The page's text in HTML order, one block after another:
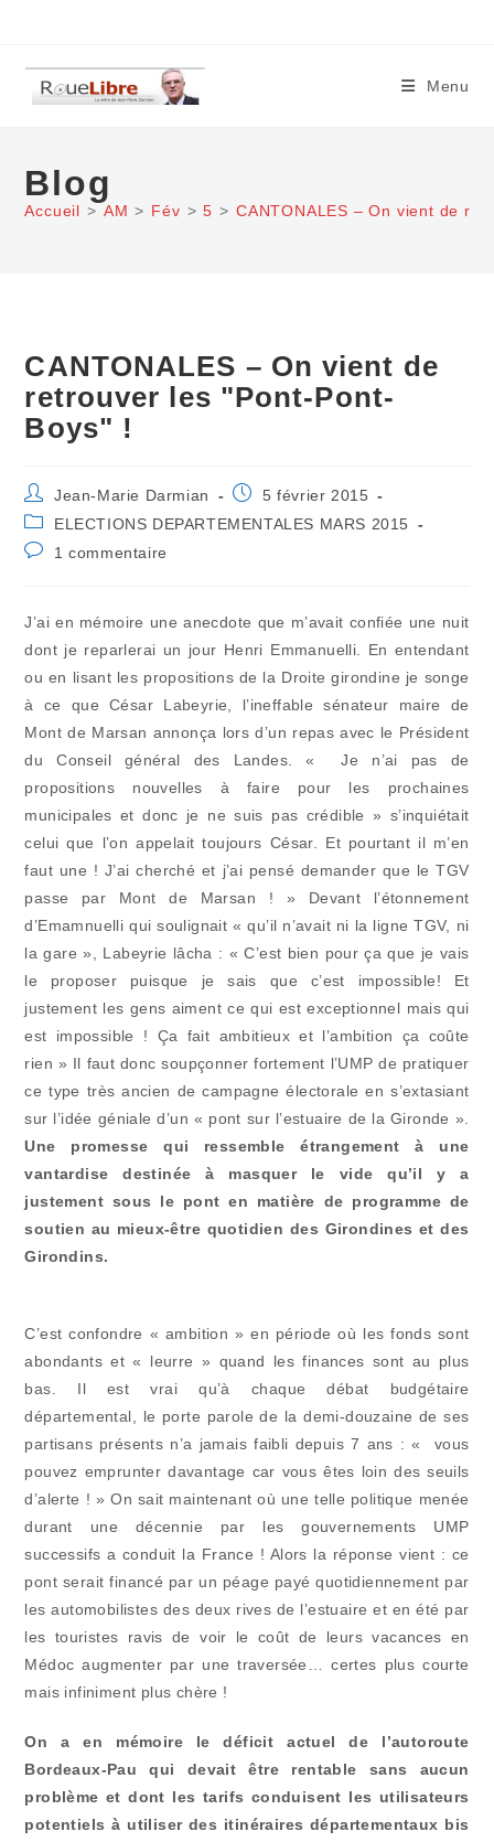
content
Menu
Blog
Accueil > AM > Fév > 5 > CANTONALES – On vient de
CANTONALES – On vient de
retrouver les "Pont-Pont-
Boys" !
Auteur/autrice
de
la
publication :
Jean-Marie Darmian
Publication
5 février 2015
Post
category:
ELECTIONS DEPARTEMENTALES MARS 2015
Commentaires
1 commentaire
J’ai en mémoire une anecdote que m’avait confiée une nuit
dont je reparlerai un jour Henri Emmanuelli. En entendant
ou en lisant les propositions de la Droite girondine je songe
à ce que César Labeyrie, l’ineffable sénateur maire de
Mont de Marsan annonça lors d’un repas avec le Président
du Conseil général des Landes. « Je n’ai pas de
propositions nouvelles à faire pour les prochaines
municipales et donc je ne suis pas crédible » s’inquiétait
celui que l’on appelait toujours César. Et pourtant il m’en
faut une ! J’ai cherché et j’ai pensé demander que le TGV
passe par Mont de Marsan ! » Devant l’étonnement
d’Emamnuelli qui soulignait « qu’il n’avait ni la ligne TGV, ni
la gare », Labeyrie lâcha : « C’est bien pour ça que je vais
le proposer puisque je sais que c’est impossible! Et
justement les gens aiment ce qui est exceptionnel mais qui
est impossible ! Ça fait ambitieux et l’ambition ça coûte
rien » Il faut donc soupçonner fortement l’UMP de pratiquer
ce type très ancien de campagne électorale en s’extasiant
sur l’idée géniale d’un « pont sur l’estuaire de la Gironde ».
Une promesse qui ressemble étrangement à une
vantardise destinée à masquer le vide qu’il y a
justement sous le pont en matière de programme de
soutien au mieux-être quotidien des Girondines et des
Girondins.
C’est confondre « ambition » en période où les fonds sont
abondants et « leurre » quand les finances sont au plus
bas. Il est vrai qu’à chaque débat budgétaire
départemental, le porte parole de la demi-douzaine de ses
partisans présents n’a jamais faibli depuis 7 ans : « vous
pouvez emprunter davantage car vous êtes loin des seuils
d’alerte ! » On sait maintenant où une telle politique menée
durant une décennie par les gouvernements UMP
successifs a conduit la France ! Alors la réponse vient : ce
pont serait financé par un péage payé quotidiennement par
les automobilistes des deux rives de l’estuaire et en été par
les touristes ravis de voir le coût de leurs vacances en
Médoc augmenter par une traversée… certes plus courte
mais infiniment plus chère !
On a en mémoire le déficit actuel de l’autoroute
Bordeaux-Pau qui devait être rentable sans aucun
problème et dont les tarifs conduisent les utilisateurs
potentiels à utiliser des itinéraires départementaux bis